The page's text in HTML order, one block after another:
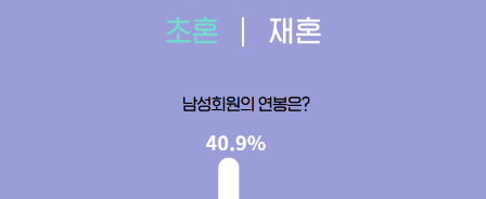
초혼 재혼